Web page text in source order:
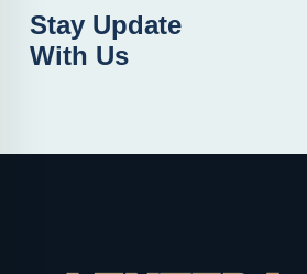
Stay Update
With Us